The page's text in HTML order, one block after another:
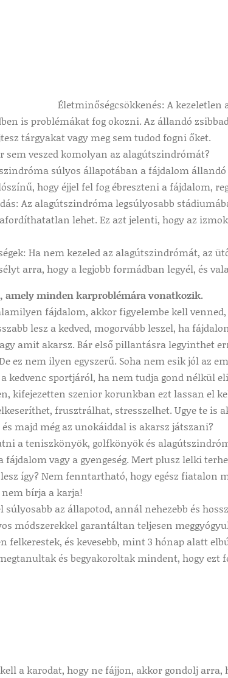
Életminőségcsökkenés: A
is problémákat fog okozni. Az állandó
tárgyakat vagy meg sem tudod fogni őket.
sem veszed komolyan az alagútszindrómát?
súlyos állapotában a fájdalom állandó
hogy éjjel fel fog ébreszteni a fájdalom,
Az alagútszindróma legsúlyosabb
lehet. Ez azt jelenti, hogy az
Ha nem kezeled az alagútszindrómát, az
arra, hogy a legjobb formádban legyél, és
amely minden karproblémára vonatkozik.
fájdalom, akkor figyelembe kell
lesz a kedved, mogorvább leszel, ha
amit akarsz. Bár első pillantásra legyinthet
ez nem ilyen egyszerű. Soha nem esik jól az
kedvenc sportjáról, ha nem tudja gond nélkül
kifejezetten szenior korunkban ezt lassan el
frusztrálhat, stresszelhet. Ugye te is
majd még az unokáiddal is akarsz játszani?
a teniszkönyök, golfkönyök és
fájdalom vagy a gyengeség. Mert plusz lelki
így? Nem fenntartható, hogy egész fiatalon
bírja a karja!
az állapotod, annál nehezebb és
módszerekkel garantáltan teljesen
felkerestek, és kevesebb, mint 3 hónap alatt
és begyakoroltak mindent, hogy
a karodat, hogy ne fájjon, akkor gondolj